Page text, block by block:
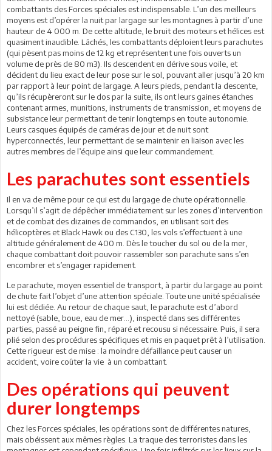
combattants des Forces spéciales est indispensable. L’un des meilleurs
moyens est d’opérer la nuit par largage sur les montagnes à partir d’une
hauteur de 4 000 m. De cette altitude, le bruit des moteurs et hélices est
quasiment inaudible. Lâchés, les combattants déploient leurs parachutes
(qui pèsent pas moins de 12 kg et représentent une fois ouverts un
volume de près de 80 m3). Ils descendent en dérive sous voile, et
décident du lieu exact de leur pose sur le sol, pouvant aller jusqu’à 20 km
par rapport à leur point de largage. A leurs pieds, pendant la descente,
qu’ils récupèreront sur le dos par la suite, ils ont leurs gaines étanches
contenant armes, munitions, instruments de transmission, et moyens de
subsistance leur permettant de tenir longtemps en toute autonomie.
Leurs casques équipés de caméras de jour et de nuit sont
hyperconnectés, leur permettant de se maintenir en liaison avec les
autres membres de l’équipe ainsi que leur commandement.
Les parachutes sont essentiels
Il en va de même pour ce qui est du largage de chute opérationnelle.
Lorsqu’il s’agit de dépêcher immédiatement sur les zones d’intervention
et de combat des dizaines de commandos, en utilisant soit des
hélicoptères et Black Hawk ou des C130, les vols s’effectuent à une
altitude généralement de 400 m. Dès le toucher du sol ou de la mer,
chaque combattant doit pouvoir rassembler son parachute sans s’en
encombrer et s’engager rapidement.
Le parachute, moyen essentiel de transport, à partir du largage au point
de chute fait l’objet d’une attention spéciale. Toute une unité spécialisée
lui est dédiée. Au retour de chaque saut, le parachute est d’abord
nettoyé (sable, boue, eau de mer...), inspecté dans ses différentes
parties, passé au peigne fin, réparé et recousu si nécessaire. Puis, il sera
plié selon des procédures spécifiques et mis en paquet prêt à l’utilisation.
Cette rigueur est de mise : la moindre défaillance peut causer un
accident, voire coûter la vie à un combattant.
Des opérations qui peuvent
durer longtemps
Chez les Forces spéciales, les opérations sont de différentes natures,
mais obéissent aux mêmes règles. La traque des terroristes dans les